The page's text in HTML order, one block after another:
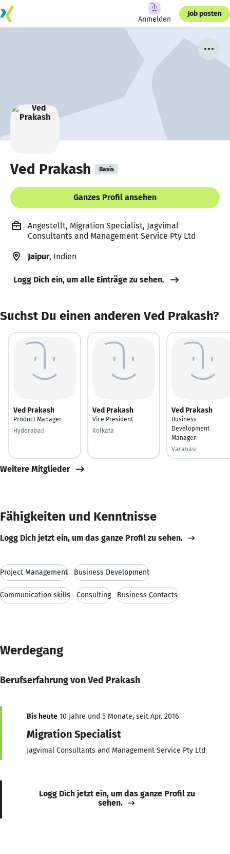
Anmelden
Job posten
Ved Prakash Basis
Ganzes Profil ansehen
Angestellt, Migration Specialist, Jagvimal
Consultants and Management Service Pty Ltd
Jaipur, Indien
Logg Dich ein, um alle Einträge zu sehen.
Suchst Du einen anderen Ved Prakash?
Ved Prakash
Product Manager
Hyderabad
Ved Prakash
Vice President
Kolkata
Ved Prakash
Business
Development
Manager
Varanasi
Weitere Mitglieder
Fähigkeiten und Kenntnisse
Logg Dich jetzt ein, um das ganze Profil zu sehen.
Project Management Business Development
Communication skills Consulting Business Contacts
Werdegang
Berufserfahrung von Ved Prakash
Bis heute 10 Jahre und 5 Monate, seit Apr. 2016
Migration Specialist
Jagvimal Consultants and Management Service Pty Ltd
Logg Dich jetzt ein, um das ganze Profil zu
sehen.